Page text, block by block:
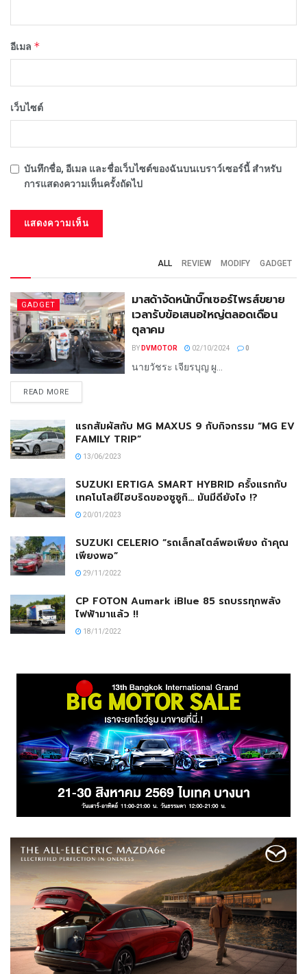
อีเมล *
เว็บไซต์
บันทึกชื่อ, อีเมล และชื่อเว็บไซต์ของฉันบนเบราว์เซอร์นี้ สำหรับ
การแสดงความเห็นครั้งถัดไป
ALL REVIEW MODIFY GADGET
GADGET
มาสด้าจัดหนักบิ๊กเซอร์ไพรส์ขยาย
เวลารับข้อเสนอใหญ่ตลอดเดือน
ตุลาคม
BY DVMOTOR 02/10/2024 0
นายวัชระ เจียรบุญ ผู...
READ MORE
แรกสัมผัสกับ MG MAXUS 9 กับกิจกรรม “MG EV
FAMILY TRIP”
13/06/2023
SUZUKI ERTIGA SMART HYBRID ครั้งแรกกับ
เทคโนโลยีไฮบริดของซูซูกิ… มันมีดียังไง !?
20/01/2023
SUZUKI CELERIO “รถเล็กสไตล์พอเพียง ถ้าคุณ
เพียงพอ”
29/11/2022
CP FOTON Aumark iBlue 85 รถบรรทุกพลัง
ไฟฟ้ามาแล้ว !!
18/11/2022